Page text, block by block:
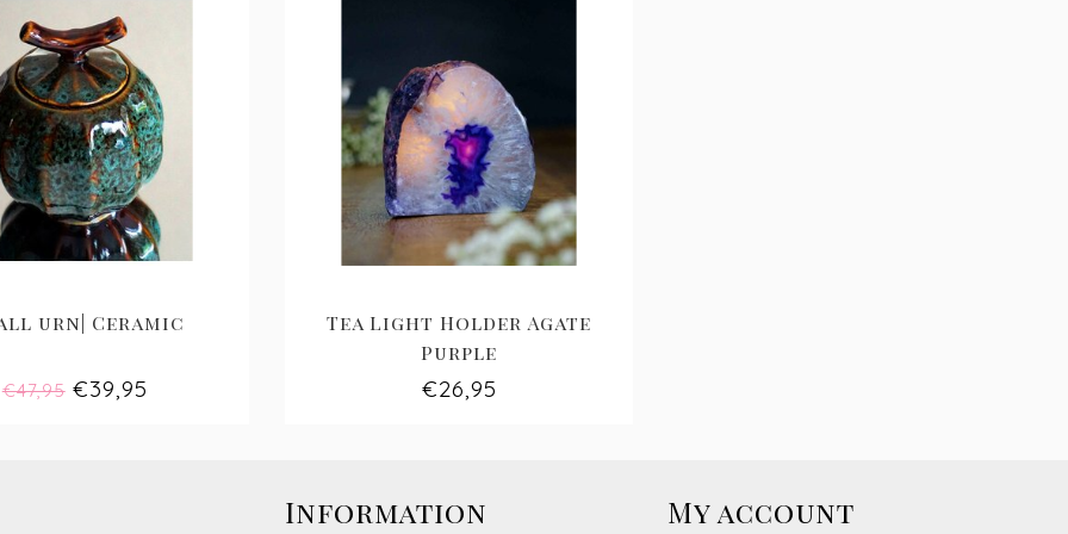
urn| Ceramic
€47,95€39,95
Tea Light Holder Agate
Purple
€26,95
Information My account